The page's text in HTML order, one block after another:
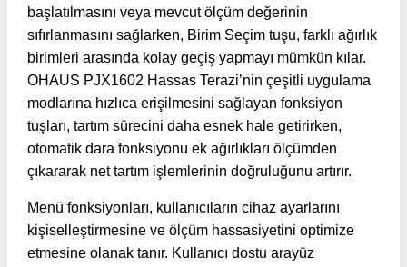
başlatılmasını veya mevcut ölçüm değerinin
sıfırlanmasını sağlarken, Birim Seçim tuşu, farklı ağırlık
birimleri arasında kolay geçiş yapmayı mümkün kılar.
OHAUS PJX1602 Hassas Terazi’nin çeşitli uygulama
modlarına hızlıca erişilmesini sağlayan fonksiyon
tuşları, tartım sürecini daha esnek hale getirirken,
otomatik dara fonksiyonu ek ağırlıkları ölçümden
çıkararak net tartım işlemlerinin doğruluğunu artırır.
Menü fonksiyonları, kullanıcıların cihaz ayarlarını
kişiselleştirmesine ve ölçüm hassasiyetini optimize
etmesine olanak tanır. Kullanıcı dostu arayüz